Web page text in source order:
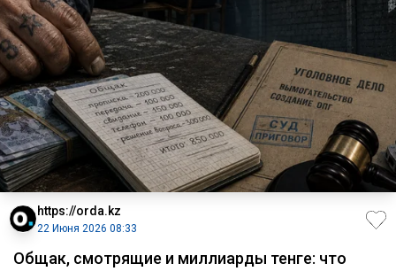
https://orda.kz
22 Июня 2026 08:33
Общак, смотрящие и миллиарды тенге: что